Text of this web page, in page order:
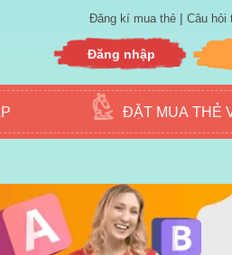
Đăng kí mua thẻ | Câu hỏi
Đăng nhập
ĐẶT MUA THẺ